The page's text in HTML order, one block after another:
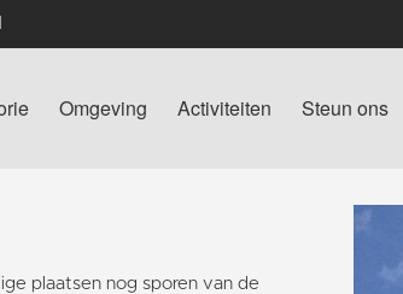
Omgeving Activiteiten Steun ons
plaatsen nog sporen van de